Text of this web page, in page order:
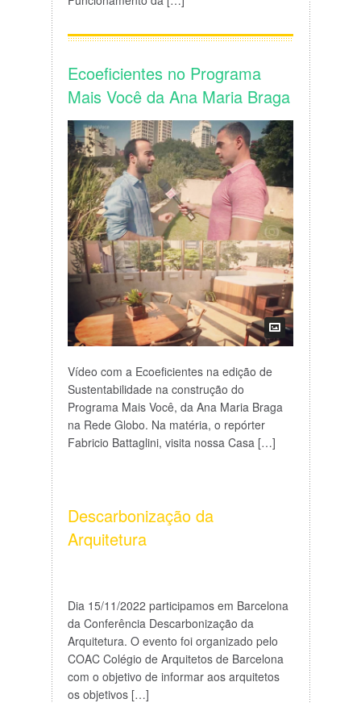
Ecoeficientes no Programa
Mais Você da Ana Maria Braga
Vídeo com a Ecoeficientes na edição de
Sustentabilidade na construção do
Programa Mais Você, da Ana Maria Braga
na Rede Globo. Na matéria, o repórter
Fabricio Battaglini, visita nossa Casa […]
Descarbonização da
Arquitetura
Dia 15/11/2022 participamos em Barcelona
da Conferência Descarbonização da
Arquitetura. O evento foi organizado pelo
COAC Colégio de Arquitetos de Barcelona
com o objetivo de informar aos arquitetos
os objetivos […]